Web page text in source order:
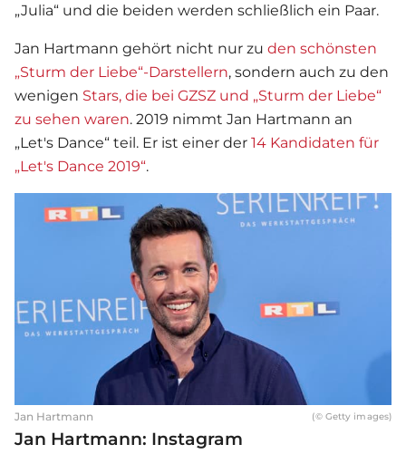
„Julia“ und die beiden werden schließlich ein Paar.
Jan Hartmann gehört nicht nur zu den schönsten
„Sturm der Liebe“-Darstellern, sondern auch zu den
wenigen Stars, die bei GZSZ und „Sturm der Liebe“
zu sehen waren. 2019 nimmt Jan Hartmann an
„Let's Dance“ teil. Er ist einer der 14 Kandidaten für
„Let's Dance 2019“.
Jan Hartmann (© Getty images)
Jan Hartmann: Instagram